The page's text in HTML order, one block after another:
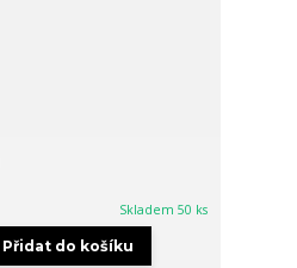
Skladem 50 ks
Přidat do košíku